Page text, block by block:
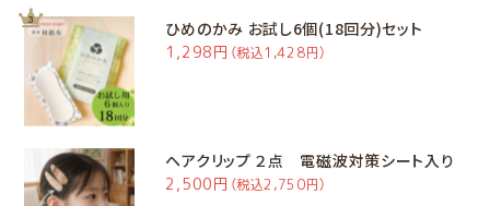
ひめのかみ お試し6個(18回分)セット
1,298円 （税込1,428円）
ヘアクリップ ２点 電磁波対策シート入り
2,500円 （税込2,750円）